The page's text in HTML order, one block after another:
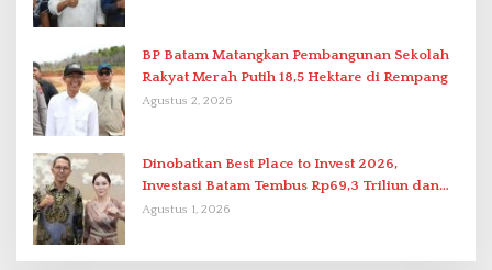
BP Batam Matangkan Pembangunan Sekolah
Rakyat Merah Putih 18,5 Hektare di Rempang
Agustus 2, 2026
Dinobatkan Best Place to Invest 2026,
Investasi Batam Tembus Rp69,3 Triliun dan
Ekonomi Tumbuh 6,76 Persen
Agustus 1, 2026